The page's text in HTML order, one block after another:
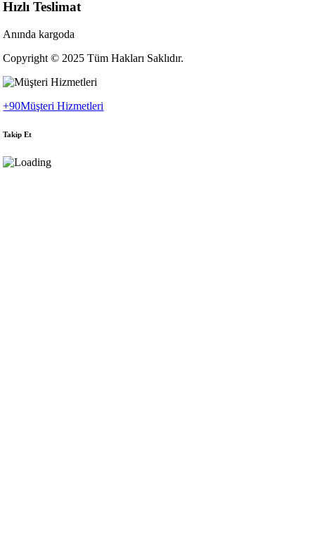
Hızlı Teslimat
Anında kargoda
Copyright © 2025 Tüm Hakları Saklıdır.
+90Müşteri Hizmetleri
Takip Et